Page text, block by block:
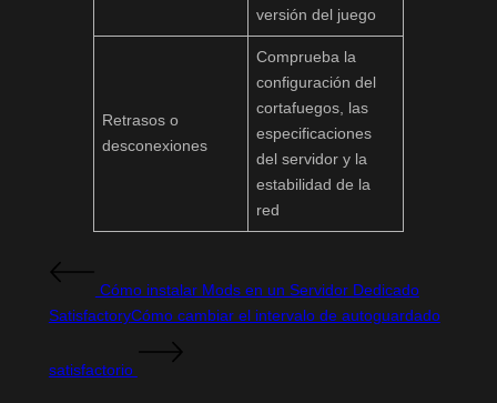
versión del juego
Retrasos o
desconexiones
Comprueba la
configuración del
cortafuegos, las
especificaciones
del servidor y la
estabilidad de la
red
Cómo instalar Mods en un Servidor Dedicado
SatisfactoryCómo cambiar el intervalo de autoguardado
satisfactorio